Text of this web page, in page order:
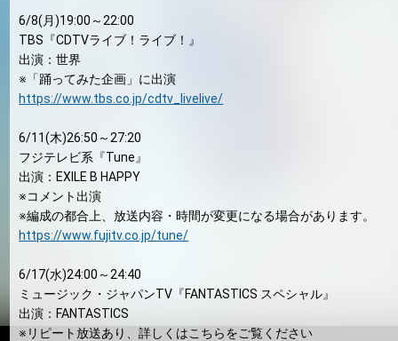
6/8(月)19:00～22:00
TBS『CDTVライブ！ライブ！』
出演：世界
※「踊ってみた企画」に出演
https://www.tbs.co.jp/cdtv_livelive/
6/11(木)26:50～27:20
フジテレビ系『Tune』
出演：EXILE B HAPPY
※コメント出演
※編成の都合上、放送内容・時間が変更になる場合があります。
https://www.fujitv.co.jp/tune/
6/17(水)24:00～24:40
ミュージック・ジャパンTV『FANTASTICS スペシャル』
出演：FANTASTICS
※リピート放送あり、詳しくはこちらをご覧ください